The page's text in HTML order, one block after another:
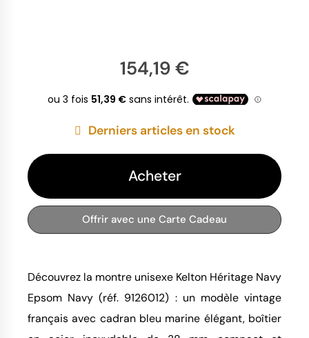
154,19 €
Derniers articles en stock
Acheter
Offrir avec une Carte Cadeau
Découvrez la montre unisexe Kelton Héritage Navy
Epsom Navy (réf. 9126012) : un modèle vintage
français avec cadran bleu marine élégant, boîtier